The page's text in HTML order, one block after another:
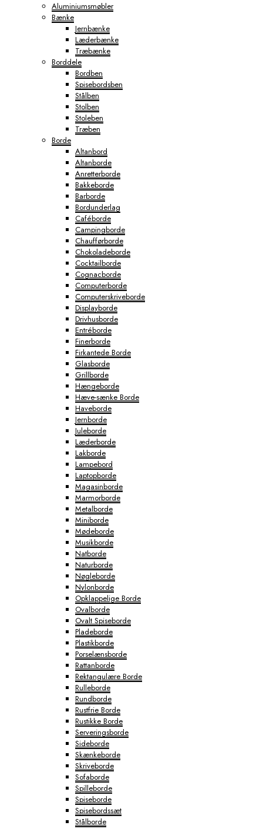
Aluminiumsmøbler
Bænke
Jernbænke
Læderbænke
Træbænke
Borddele
Bordben
Spisebordsben
Stålben
Stolben
Stoleben
Træben
Borde
Altanbord
Altanborde
Anretterborde
Bakkeborde
Barborde
Bordunderlag
Caféborde
Campingborde
Chaufførborde
Chokoladeborde
Cocktailborde
Cognacborde
Computerborde
Computerskriveborde
Displayborde
Drivhusborde
Entréborde
Finerborde
Firkantede Borde
Glasborde
Grillborde
Hængeborde
Hæve-sænke Borde
Haveborde
Jernborde
Juleborde
Læderborde
Lakborde
Lampebord
Laptopborde
Magasinborde
Marmorborde
Metalborde
Miniborde
Mødeborde
Musikborde
Natborde
Naturborde
Nøgleborde
Nylonborde
Opklappelige Borde
Ovalborde
Ovalt Spiseborde
Pladeborde
Plastikborde
Porselænsborde
Rattanborde
Rektangulære Borde
Rulleborde
Rundborde
Rustfrie Borde
Rustikke Borde
Serveringsborde
Sideborde
Skænkeborde
Skriveborde
Sofaborde
Spilleborde
Spiseborde
Spisebordssæt
Stålborde